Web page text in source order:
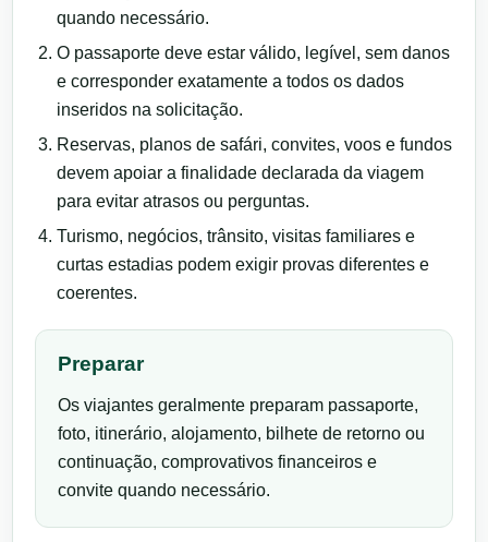
quando necessário.
O passaporte deve estar válido, legível, sem danos
e corresponder exatamente a todos os dados
inseridos na solicitação.
Reservas, planos de safári, convites, voos e fundos
devem apoiar a finalidade declarada da viagem
para evitar atrasos ou perguntas.
Turismo, negócios, trânsito, visitas familiares e
curtas estadias podem exigir provas diferentes e
coerentes.
Preparar
Os viajantes geralmente preparam passaporte,
foto, itinerário, alojamento, bilhete de retorno ou
continuação, comprovativos financeiros e
convite quando necessário.